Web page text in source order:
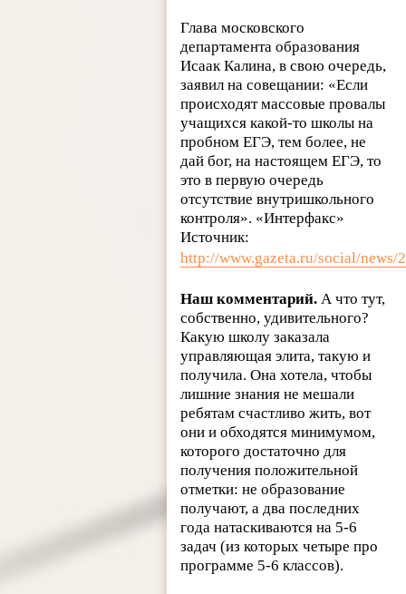
Глава московского
департамента образования
Исаак Калина, в свою очередь,
заявил на совещании: «Если
происходят массовые провалы
учащихся какой-то школы на
пробном ЕГЭ, тем более, не
дай бог, на настоящем ЕГЭ, то
это в первую очередь
отсутствие внутришкольного
контроля». «Интерфакс»
Источник:
http://www.gazeta.ru/social/
Наш комментарий.А что тут,
собственно, удивительного?
Какую школу заказала
управляющая элита, такую и
получила. Она хотела, чтобы
лишние знания не мешали
ребятам счастливо жить, вот
они и обходятся минимумом,
которого достаточно для
получения положительной
отметки: не образование
получают, а два последних
года натаскиваются на 5-6
задач (из которых четыре про
программе 5-6 классов).